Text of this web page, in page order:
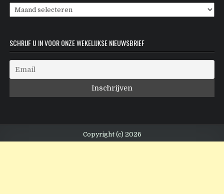
Archieven
SCHRIJF U IN VOOR ONZE WEKELIJKSE NIEUWSBRIEF
Copyright (c) 2026